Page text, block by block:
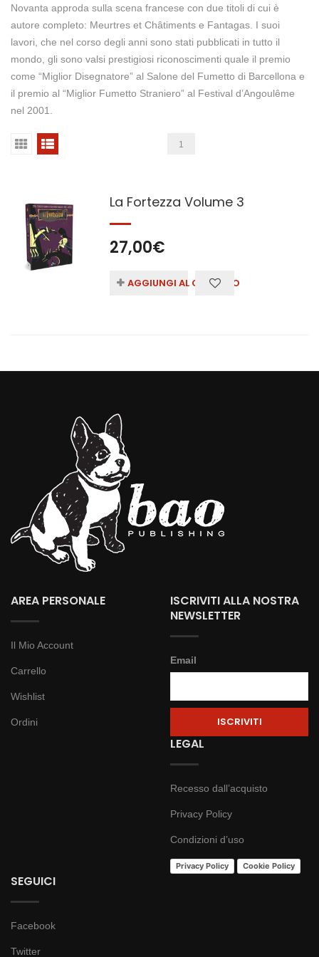
Novanta approda sulla scena francese con due titoli di cui è
autore completo: Meurtres et Châtiments e Fantagas. I suoi
lavori, che nel corso degli anni sono stati pubblicati in tutto il
mondo, gli sono valsi prestigiosi riconoscimenti quale il premio
come “Miglior Disegnatore” al Salone del Fumetto di Barcellona e
il premio al “Miglior Fumetto Straniero” al Festival d’Angoulême
nel 2001.
1
La Fortezza Volume 3
27,00€
AGGIUNGI AL CARRELLO
AREA PERSONALE
Il Mio Account
Carrello
Wishlist
Ordini
ISCRIVITI ALLA NOSTRA
NEWSLETTER
Email
LEGAL
Recesso dall’acquisto
Privacy Policy
Condizioni d’uso
Privacy Policy Cookie Policy
SEGUICI
Facebook
Twitter